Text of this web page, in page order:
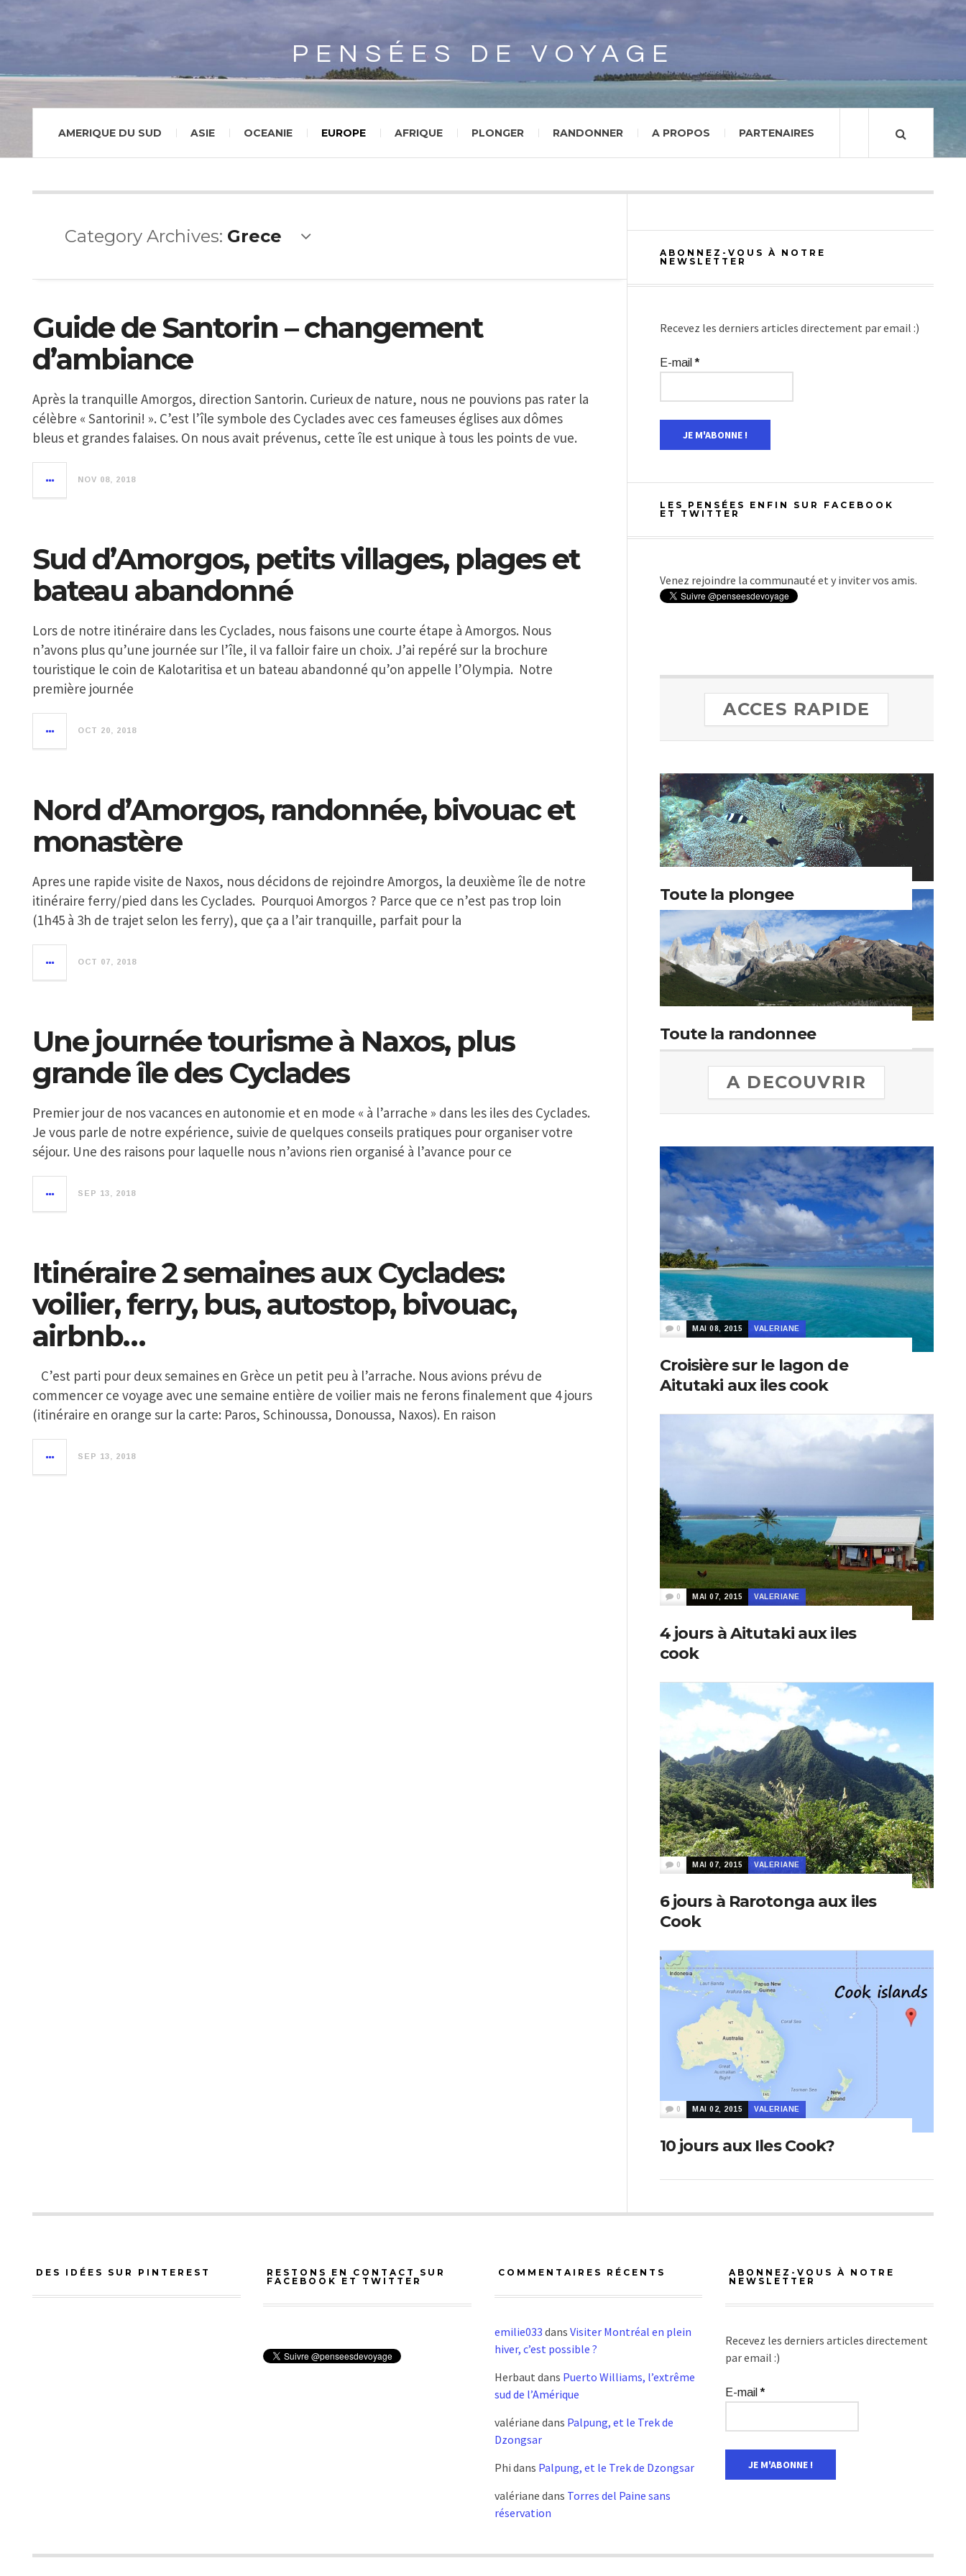
Array
PENSÉES DE VOYAGE
AMERIQUE DU SUD ASIE OCEANIE EUROPE AFRIQUE PLONGER RANDONNER A PROPOS PARTENAIRES
Category Archives: Grece
Guide de Santorin – changement
d’ambiance
Après la tranquille Amorgos, direction Santorin. Curieux de nature, nous ne pouvions pas rater la
célèbre « Santorini! ». C’est l’île symbole des Cyclades avec ces fameuses églises aux dômes
bleus et grandes falaises. On nous avait prévenus, cette île est unique à tous les points de vue.
NOV 08, 2018
Sud d’Amorgos, petits villages, plages et
bateau abandonné
Lors de notre itinéraire dans les Cyclades, nous faisons une courte étape à Amorgos. Nous
n’avons plus qu’une journée sur l’île, il va falloir faire un choix. J’ai repéré sur la brochure
touristique le coin de Kalotaritisa et un bateau abandonné qu’on appelle l’Olympia. Notre
première journée
OCT 20, 2018
Nord d’Amorgos, randonnée, bivouac et
monastère
Apres une rapide visite de Naxos, nous décidons de rejoindre Amorgos, la deuxième île de notre
itinéraire ferry/pied dans les Cyclades. Pourquoi Amorgos ? Parce que ce n’est pas trop loin
(1h45 à 3h de trajet selon les ferry), que ça a l’air tranquille, parfait pour la
OCT 07, 2018
Une journée tourisme à Naxos, plus
grande île des Cyclades
Premier jour de nos vacances en autonomie et en mode « à l’arrache » dans les iles des Cyclades.
Je vous parle de notre expérience, suivie de quelques conseils pratiques pour organiser votre
séjour. Une des raisons pour laquelle nous n’avions rien organisé à l’avance pour ce
SEP 13, 2018
Itinéraire 2 semaines aux Cyclades:
voilier, ferry, bus, autostop, bivouac,
airbnb…
C’est parti pour deux semaines en Grèce un petit peu à l’arrache. Nous avions prévu de
commencer ce voyage avec une semaine entière de voilier mais ne ferons finalement que 4 jours
(itinéraire en orange sur la carte: Paros, Schinoussa, Donoussa, Naxos). En raison
SEP 13, 2018
ABONNEZ-VOUS À NOTRE
NEWSLETTER
Recevez les derniers articles directement par email :)
E-mail*
LES PENSÉES ENFIN SUR FACEBOOK
ET TWITTER
Venez rejoindre la communauté et y inviter vos amis.
ACCES RAPIDE
Toute la plongee
Toute la randonnee
A DECOUVRIR
0 MAI 08, 2015 VALERIANE
Croisière sur le lagon de
Aitutaki aux iles cook
0 MAI 07, 2015 VALERIANE
4 jours à Aitutaki aux iles
cook
0 MAI 07, 2015 VALERIANE
6 jours à Rarotonga aux iles
Cook
0 MAI 02, 2015 VALERIANE
10 jours aux Iles Cook?
DES IDÉES SUR PINTEREST
RESTONS EN CONTACT SUR
FACEBOOK ET TWITTER
COMMENTAIRES RÉCENTS
emilie033 dans Visiter Montréal en plein
hiver, c’est possible ?
Herbaut dans Puerto Williams, l’extrême
sud de l’Amérique
valériane dans Palpung, et le Trek de
Dzongsar
Phi dans Palpung, et le Trek de Dzongsar
valériane dans Torres del Paine sans
réservation
ABONNEZ-VOUS À NOTRE
NEWSLETTER
Recevez les derniers articles directement
par email :)
E-mail*